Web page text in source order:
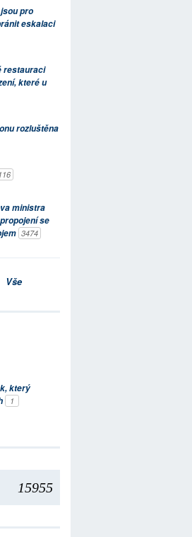
pro
eskalaci
restauraci
které u
rozluštěna
ministra
se
3474
Vše
který
1
15955